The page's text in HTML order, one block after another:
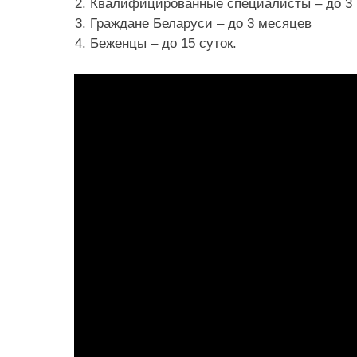
Квалифицированные специалисты – до 3
Граждане Беларуси – до 3 месяцев
Беженцы – до 15 суток.